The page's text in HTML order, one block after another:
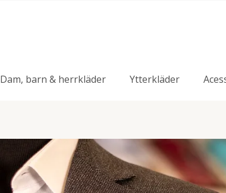
Dam, barn & herrkläder Ytterkläder